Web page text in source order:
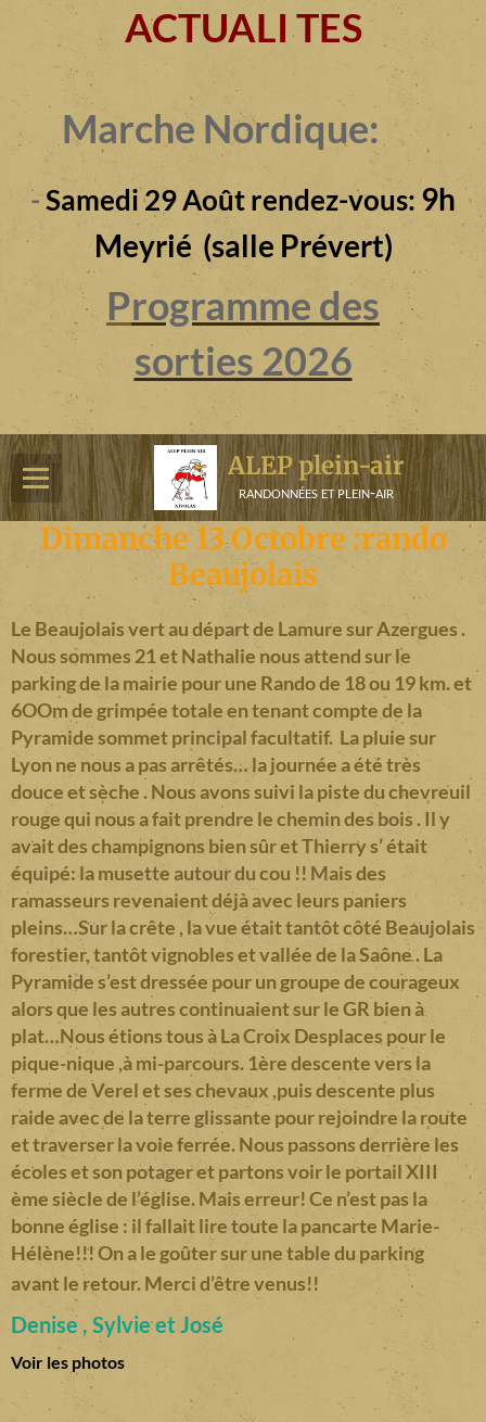
ACTUALI TES
Marche Nordique:
-Samedi 29 Août rendez-vous: 9h
Meyrié (salle Prévert)
Programme des
sorties 2026
ALEP plein-air
randonnées et plein-air
Dimanche 13 Octobre :rando
Beaujolais
Le Beaujolais vert au départ de Lamure sur Azergues .
Nous sommes 21 et Nathalie nous attend sur le
parking de la mairie pour une Rando de 18 ou 19 km. et
6OOm de grimpée totale en tenant compte de la
Pyramide sommet principal facultatif. La pluie sur
Lyon ne nous a pas arrêtés… la journée a été très
douce et sèche . Nous avons suivi la piste du chevreuil
rouge qui nous a fait prendre le chemin des bois . Il y
avait des champignons bien sûr et Thierry s’ était
équipé: la musette autour du cou !! Mais des
ramasseurs revenaient déjà avec leurs paniers
pleins…Sur la crête , la vue était tantôt côté Beaujolais
forestier, tantôt vignobles et vallée de la Saône . La
Pyramide s’est dressée pour un groupe de courageux
alors que les autres continuaient sur le GR bien à
plat…Nous étions tous à La Croix Desplaces pour le
pique-nique ,à mi-parcours. 1ère descente vers la
ferme de Verel et ses chevaux ,puis descente plus
raide avec de la terre glissante pour rejoindre la route
et traverser la voie ferrée. Nous passons derrière les
écoles et son potager et partons voir le portail XIII
ème siècle de l’église. Mais erreur! Ce n’est pas la
bonne église : il fallait lire toute la pancarte Marie-
Hélène!!! On a le goûter sur une table du parking
avant le retour. Merci d’être venus!!
Denise , Sylvie et José
Voir les photos